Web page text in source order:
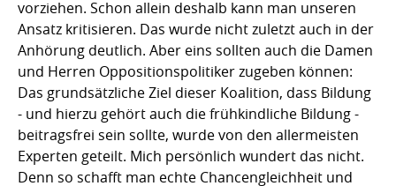
vorziehen. Schon allein deshalb kann man unseren
Ansatz kritisieren. Das wurde nicht zuletzt auch in der
Anhörung deutlich. Aber eins sollten auch die Damen
und Herren Oppositionspolitiker zugeben können:
Das grundsätzliche Ziel dieser Koalition, dass Bildung
- und hierzu gehört auch die frühkindliche Bildung -
beitragsfrei sein sollte, wurde von den allermeisten
Experten geteilt. Mich persönlich wundert das nicht.
Denn so schafft man echte Chancengleichheit und